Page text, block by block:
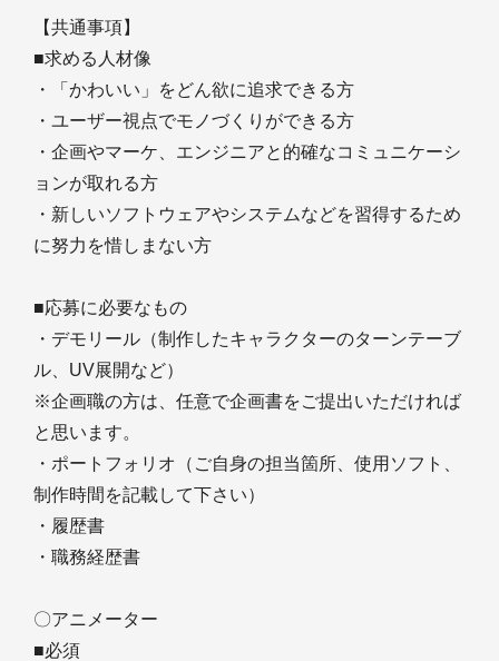
【共通事項】
■求める人材像
・「かわいい」をどん欲に追求できる方
・ユーザー視点でモノづくりができる方
・企画やマーケ、エンジニアと的確なコミュニケーシ
ョンが取れる方
・新しいソフトウェアやシステムなどを習得するため
に努力を惜しまない方
■応募に必要なもの
・デモリール（制作したキャラクターのターンテーブ
ル、UV展開など）
※企画職の方は、任意で企画書をご提出いただければ
と思います。
・ポートフォリオ（ご自身の担当箇所、使用ソフト、
制作時間を記載して下さい）
・履歴書
・職務経歴書
〇アニメーター
■必須